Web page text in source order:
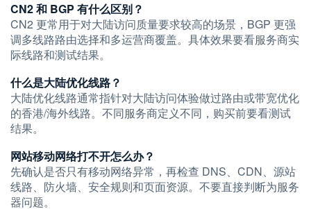
CN2 和 BGP 有什么区别？
CN2 更常用于对大陆访问质量要求较高的场景，BGP 更强
调多线路路由选择和多运营商覆盖。具体效果要看服务商实
际线路和测试结果。
什么是大陆优化线路？
大陆优化线路通常指针对大陆访问体验做过路由或带宽优化
的香港/海外线路。不同服务商定义不同，购买前要看测试
结果。
网站移动网络打不开怎么办？
先确认是否只有移动网络异常，再检查 DNS、CDN、源站
线路、防火墙、安全规则和页面资源。不要直接判断为服务
器问题。